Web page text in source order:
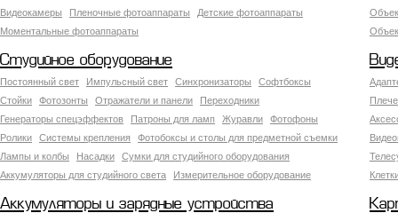
Видеокамеры
Пленочные фотоаппараты
Детские фотоаппараты
Моментальные фотоаппараты
Студийное оборудование
Постоянный свет Импульсный свет Синхронизаторы
Софтбоксы
Стойки
Фотозонты Отражатели и панели
Переходники
Генераторы спецэффектов
Патроны для ламп Журавли
Фотофоны
Ролики
Системы крепления
Фотобоксы и столы для предметной съемки
Лампы и колбы
Насадки
Сумки для студийного оборудования
Аккумуляторы для студийного света
Измерительное оборудование
Аккумуляторы и зарядные устройства